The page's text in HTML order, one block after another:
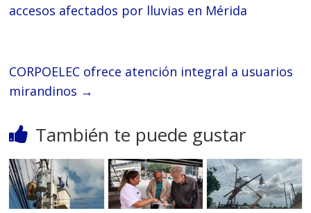
accesos afectados por lluvias en Mérida
CORPOELEC ofrece atención integral a usuarios
mirandinos →
También te puede gustar